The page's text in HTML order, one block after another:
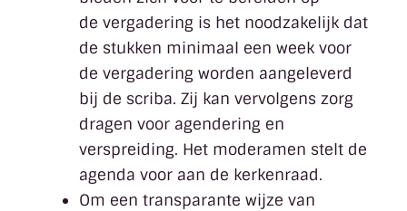
de vergadering is het noodzakelijk dat
de stukken minimaal een week voor
de vergadering worden aangeleverd
bij de scriba. Zij kan vervolgens zorg
dragen voor agendering en
verspreiding. Het moderamen stelt de
agenda voor aan de kerkenraad.
Om een transparante wijze van